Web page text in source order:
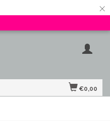
×
€0,00